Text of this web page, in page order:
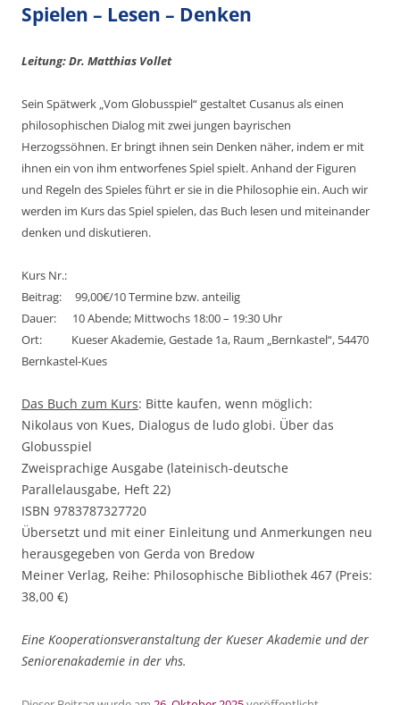
Spielen – Lesen – Denken
Leitung: Dr. Matthias Vollet
Sein Spätwerk „Vom Globusspiel“ gestaltet Cusanus als einen
philosophischen Dialog mit zwei jungen bayrischen
Herzogssöhnen. Er bringt ihnen sein Denken näher, indem er mit
ihnen ein von ihm entworfenes Spiel spielt. Anhand der Figuren
und Regeln des Spieles führt er sie in die Philosophie ein. Auch wir
werden im Kurs das Spiel spielen, das Buch lesen und miteinander
denken und diskutieren.
Kurs Nr.:
Beitrag: 99,00€/10 Termine bzw. anteilig
Dauer: 10 Abende; Mittwochs 18:00 – 19:30 Uhr
Ort: Kueser Akademie, Gestade 1a, Raum „Bernkastel“, 54470
Bernkastel-Kues
Das Buch zum Kurs: Bitte kaufen, wenn möglich:
Nikolaus von Kues, Dialogus de ludo globi. Über das
Globusspiel
Zweisprachige Ausgabe (lateinisch-deutsche
Parallelausgabe, Heft 22)
ISBN 9783787327720
Übersetzt und mit einer Einleitung und Anmerkungen neu
herausgegeben von Gerda von Bredow
Meiner Verlag, Reihe: Philosophische Bibliothek 467 (Preis:
38,00 €)
Eine Kooperationsveranstaltung der Kueser Akademie und der
Seniorenakademie in der vhs.